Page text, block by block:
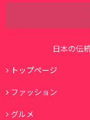
日本の伝
トップページ
ファッション
グルメ